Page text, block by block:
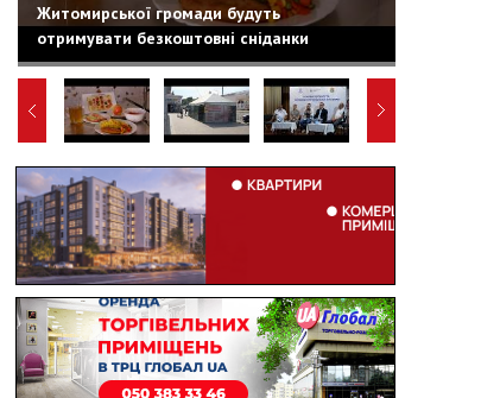
Житомирської громади будуть
отримувати безкоштовні сніданки